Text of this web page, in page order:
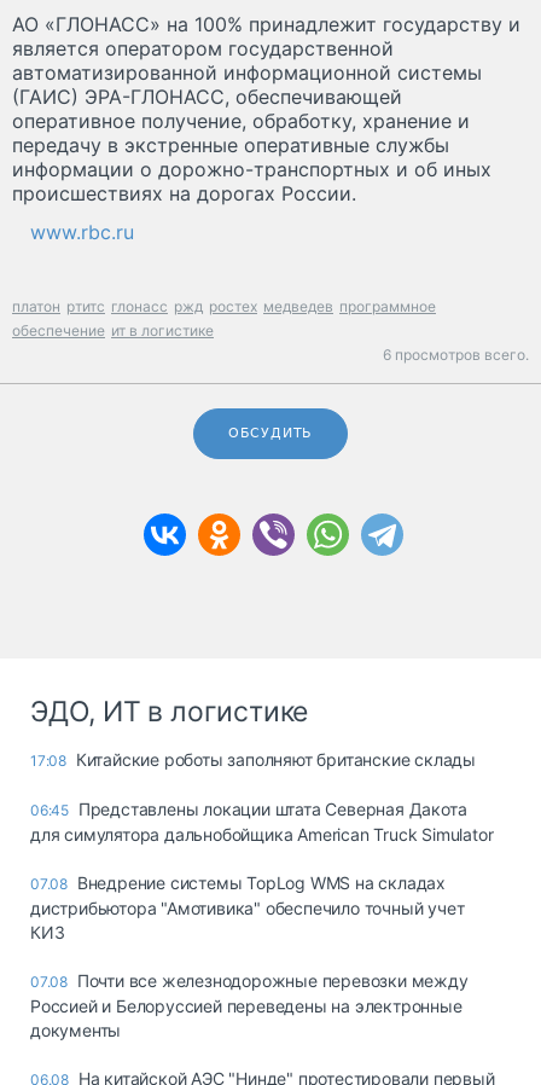
АО «ГЛОНАСС» на 100% принадлежит государству и
является оператором государственной
автоматизированной информационной системы
(ГАИС) ЭРА-ГЛОНАСС, обеспечивающей
оперативное получение, обработку, хранение и
передачу в экстренные оперативные службы
информации о дорожно-транспортных и об иных
происшествиях на дорогах России.
www.rbc.ru
платон ртитс глонасс ржд ростех медведев программное
обеспечение ит в логистике
6 просмотров всего.
ОБСУДИТЬ
ЭДО, ИТ в логистике
17:08 Китайские роботы заполняют британские склады
06:45 Представлены локации штата Северная Дакота
для симулятора дальнобойщика American Truck Simulator
07.08 Внедрение системы TopLog WMS на складах
дистрибьютора "Амотивика" обеспечило точный учет
КИЗ
07.08 Почти все железнодорожные перевозки между
Россией и Белоруссией переведены на электронные
документы
06.08 На китайской АЭС "Нинде" протестировали первый